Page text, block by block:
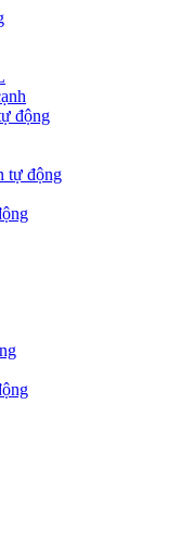
động
tự động